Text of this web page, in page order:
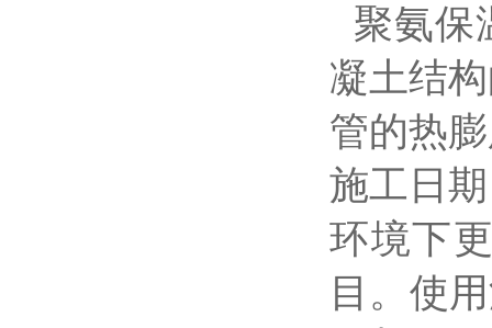
聚氨保
凝土结
管的热
施工日
环境下
目。使